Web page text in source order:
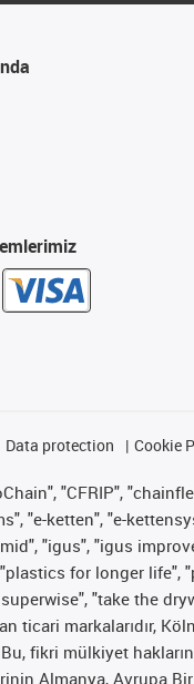
Data protection Cookie
"CFRIP",
"e-ketten", "e-
"igus", "igus
for longer life",
"take the
ticari markalarıdır,
Bu, fikri mülkiyet
Almanya, Avrupa